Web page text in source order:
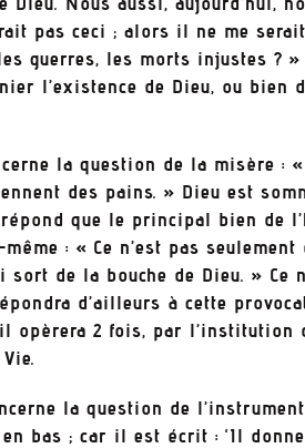
pas ceci ; alors il ne me
guerres, les morts injustes ? »
l’existence de Dieu, ou bien
la question de la misère : «
des pains. » Dieu est
que le principal bien de
: « Ce n’est pas
de la bouche de Dieu. » Ce
d’ailleurs à cette
opèrera 2 fois, par l’institution
la question de
bas ; car il est écrit : ‘Il